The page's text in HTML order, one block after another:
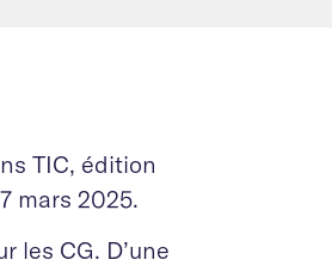
TIC, édition
mars 2025.
les CG. D’une